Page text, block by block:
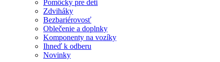
Pomôcky pre deti
Zdviháky
Bezbariérovosť
Oblečenie a doplnky
Komponenty na vozíky
Ihneď k odberu
Novinky